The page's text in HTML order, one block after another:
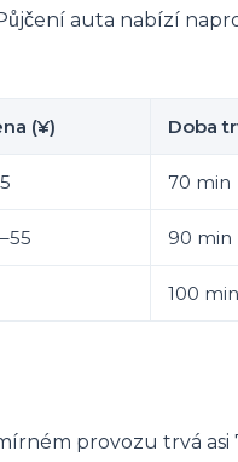
auta nabízí
(¥) Doba
70 min
90 min
100 min
provozu trvá asi